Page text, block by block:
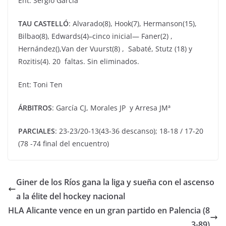
TAU CASTELLÓ: Alvarado(8), Hook(7), Hermanson(15),
Bilbao(8), Edwards(4)–cinco inicial— Faner(2) ,
Hernández(),Van der Vuurst(8) , Sabaté, Stutz (18) y
Rozitis(4). 20 faltas. Sin eliminados.
Ent: Toni Ten
ÁRBITROS: García CJ, Morales JP y Arresa JMª
PARCIALES: 23-23/20-13(43-36 descanso); 18-18 / 17-20
(78 -74 final del encuentro)
Giner de los Ríos gana la liga y sueña con el ascenso
a la élite del hockey nacional
HLA Alicante vence en un gran partido en Palencia (8